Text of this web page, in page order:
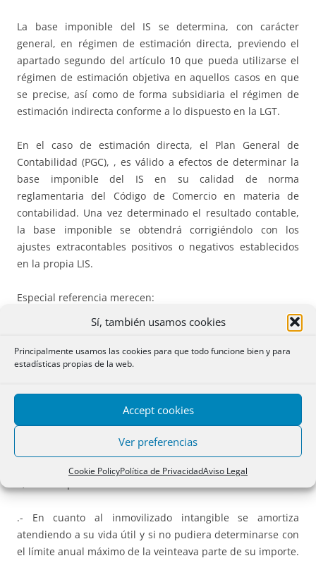
Sí, también usamos cookies
Principalmente usamos las cookies para que todo funcione bien y para
estadísticas propias de la web.
Accept cookies
Ver preferencias
Cookie PolicyPolítica de PrivacidadAviso Legal
La base imponible del IS se determina, con carácter
general, en régimen de estimación directa, previendo el
apartado segundo del artículo 10 que pueda utilizarse el
régimen de estimación objetiva en aquellos casos en que
se precise, así como de forma subsidiaria el régimen de
estimación indirecta conforme a lo dispuesto en la LGT.
En el caso de estimación directa, el Plan General de
Contabilidad (PGC), , es válido a efectos de determinar la
base imponible del IS en su calidad de norma
reglamentaria del Código de Comercio en materia de
contabilidad. Una vez determinado el resultado contable,
la base imponible se obtendrá corrigiéndolo con los
ajustes extracontables positivos o negativos establecidos
en la propia LIS.
Especial referencia merecen:
(I) Las amortizaciones que serán deducibles en la medida
que sean efectivas, entendiendo que tal depreciación es
efectiva cuando se practique conforme a alguno de los
amortización según porcentaje constante sobre el valor
y el método de números dígitos.
.- En cuanto al inmovilizado intangible se amortiza
atendiendo a su vida útil y si no pudiera determinarse con
el límite anual máximo de la veinteava parte de su importe.